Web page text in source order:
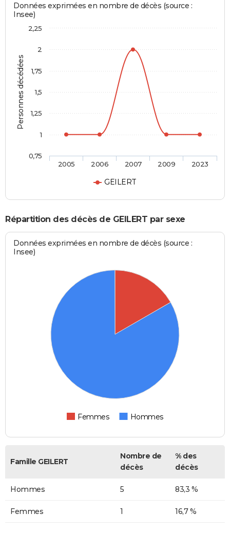
Personnes décédées
Données exprimées en nombre de décès (source :
Insee)
GEILERT
2005 2006 2007 2009 2023
0,75
1
1,25
1,5
1,75
2
2,25
Répartition des décès de GEILERT par sexe
Données exprimées en nombre de décès (source :
Insee)
Femmes Hommes
Famille GEILERT
Nombre de
décès
% des
décès
Hommes 5 83,3 %
Femmes 1 16,7 %